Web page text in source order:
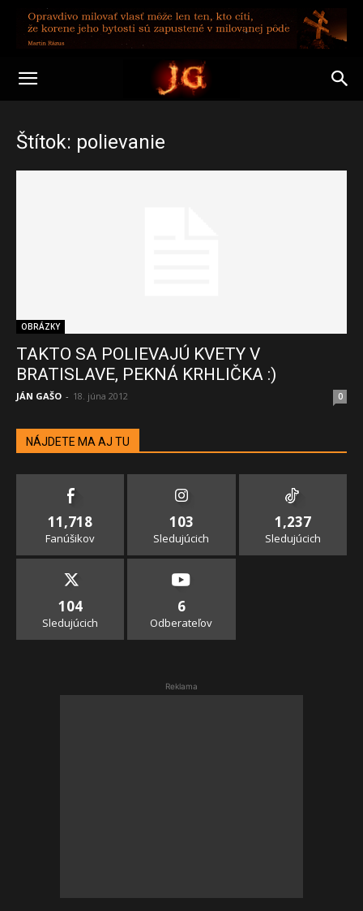
Štítok: polievanie
OBRÁZKY
TAKTO SA POLIEVAJÚ KVETY V
BRATISLAVE, PEKNÁ KRHLIČKA :)
JÁN GAŠO - 18. júna 2012 0
NÁJDETE MA AJ TU
11,718
Fanúšikov
103
Sledujúcich
1,237
Sledujúcich
104
Sledujúcich
6
Odberateľov
Reklama